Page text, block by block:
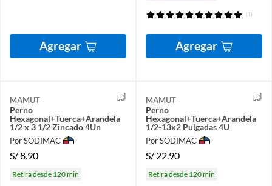
Agregar
(1)
Agregar
MAMUT
Perno
Hexagonal+Tuerca+Arandela
1/2 x 3 1/2 Zincado 4Un
Por SODIMAC
S/8.90
Retira desde 120 min
MAMUT
Perno
Hexagonal+Tuerca+Arandela
1/2-13x2 Pulgadas 4U
Por SODIMAC
S/ 22.90
Retira desde 120 min